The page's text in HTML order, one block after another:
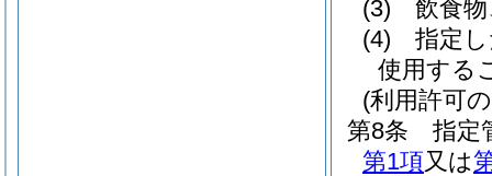
(3)
飲食
(4)
指定
使用する
(利用許可
第8条
指定
第1項又は